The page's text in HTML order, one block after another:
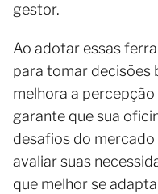
gestor.
Ao adotar essas
para tomar decisões
melhora a
garante que sua
desafios do
avaliar suas
que melhor se